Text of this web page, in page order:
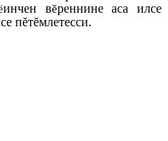
инчен вĕреннине аса илсе
пĕтĕмлетесси.